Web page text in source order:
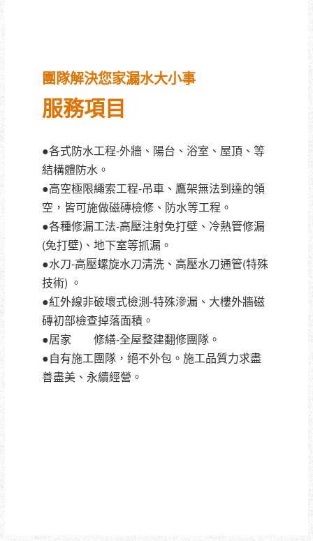
團隊解決您家漏水大小事
服務項目
●各式防水工程-外牆、陽台、浴室、屋頂、等
結構體防水。
●高空極限繩索工程-吊車、鷹架無法到達的領
空，皆可施做磁磚檢修、防水等工程。
●各種修漏工法-高壓注射免打壁、冷熱管修漏
(免打壁)、地下室等抓漏。
●水刀-高壓螺旋水刀清洗、高壓水刀通管(特殊
技術) 。
●紅外線非破壞式檢測-特殊滲漏、大樓外牆磁
磚初部檢查掉落面積。
●居家 驗屋修繕-全屋整建翻修團隊。
●自有施工團隊，絕不外包。施工品質力求盡
善盡美、永續經營。